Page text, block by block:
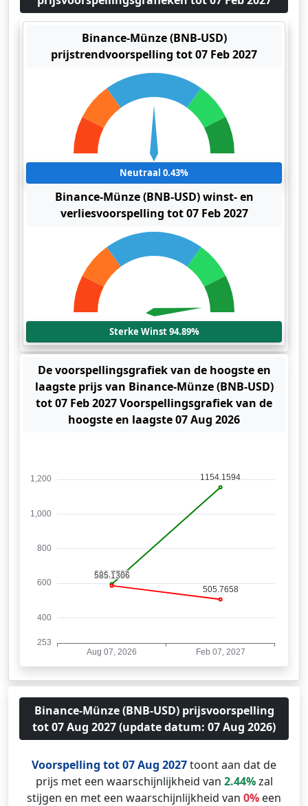
Binance-Münze (BNB-USD)
prijstrendvoorspelling tot 07 Feb 2027
Neutraal 0.43%
Binance-Münze (BNB-USD) winst- en
verliesvoorspelling tot 07 Feb 2027
Sterke Winst 94.89%
De voorspellingsgrafiek van de hoogste en
laagste prijs van Binance-Münze (BNB-USD)
tot 07 Feb 2027 Voorspellingsgrafiek van de
hoogste en laagste 07 Aug 2026
Binance-Münze (BNB-USD) prijsvoorspelling
tot 07 Aug 2027 (update datum: 07 Aug 2026)
Voorspelling tot 07 Aug 2027toont aan dat de
prijs met een waarschijnlijkheid van 2.44%zal
stijgen en met een waarschijnlijkheid van 0% een